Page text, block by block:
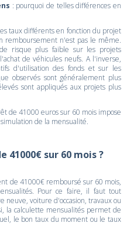
: pourquoi de telles différences en
taux différents en fonction du projet
remboursement n'est pas le même.
risque plus faible sur les projets
de véhicules neufs. A l'inverse,
d'utilisation des fonds et sur les
observés sont généralement plus
sont appliqués aux projets plus
de 41000 euros sur 60 mois impose
de la mensualité.
sur 60 mois ?
de 41000€ remboursé sur 60 mois,
Pour ce faire, il faut tout
neuve, voiture d'occasion, travaux ou
la calculette mensualités permet de
le bon taux du moment ou le taux